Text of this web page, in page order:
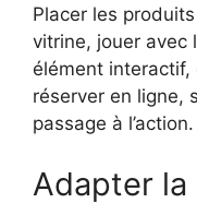
Placer les
vitrine, jouer avec
élément interactif,
réserver en ligne,
passage à l’action.
Adapter